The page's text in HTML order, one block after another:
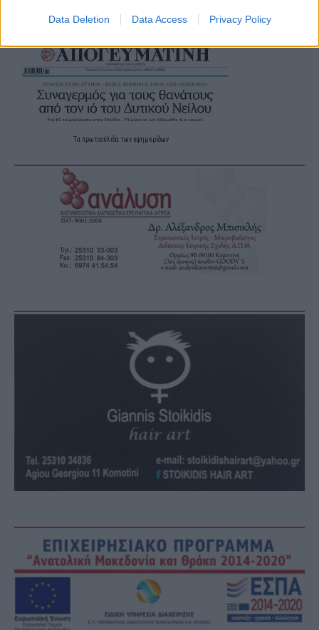
Data Deletion Data Access Privacy Policy
Τα πρωτοσέλιδα των εφημερίδων